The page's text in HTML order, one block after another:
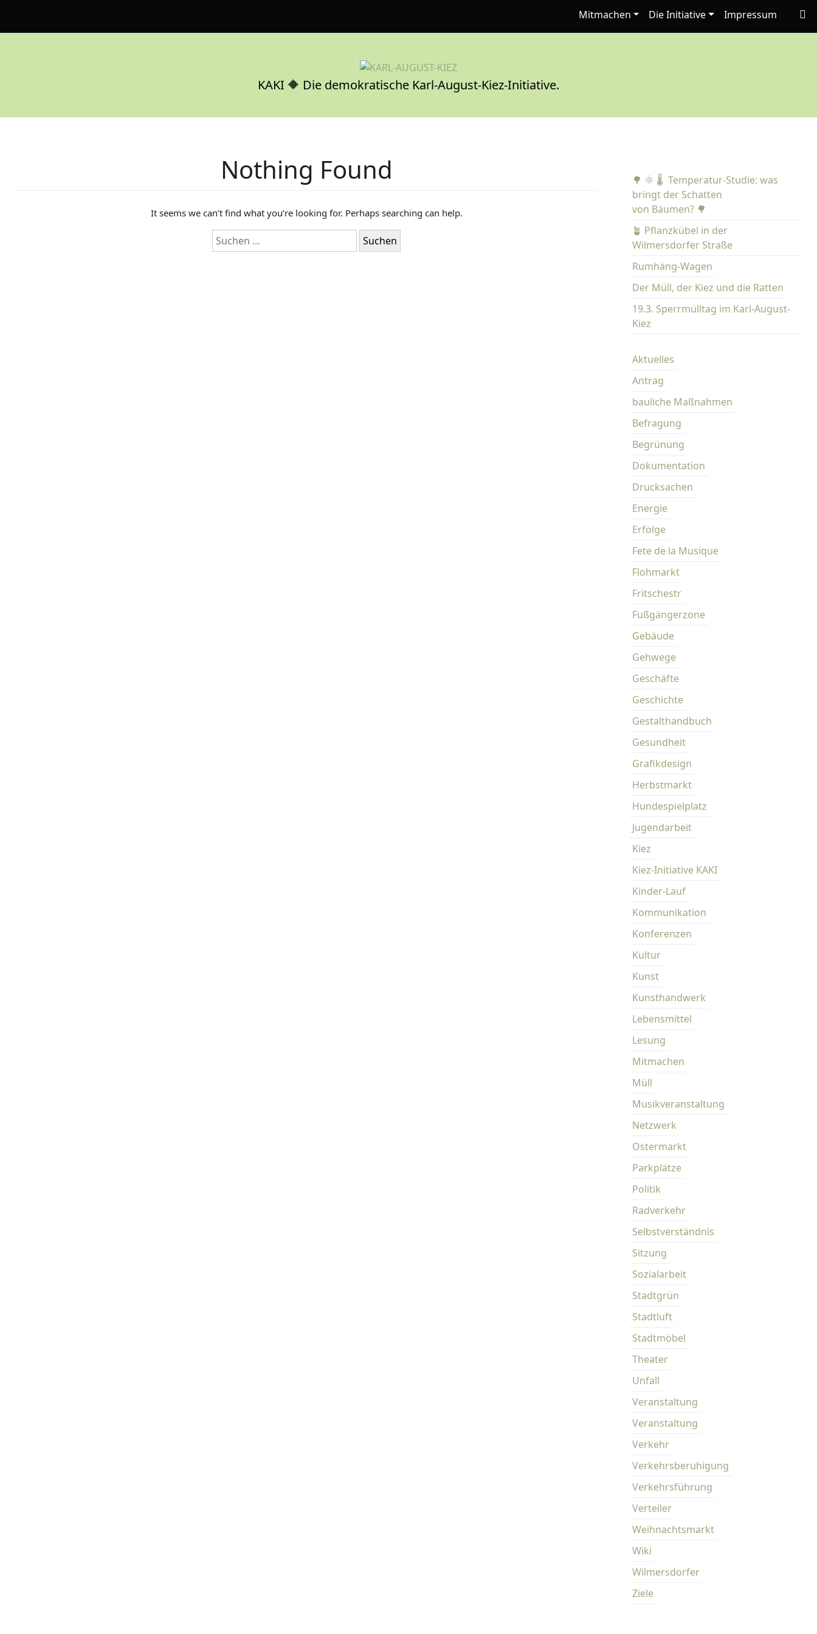
i
Mitmachen Die Initiative Impressum
KAKI 🔶 Die demokratische Karl-August-Kiez-Initiative.
Nothing Found
It seems we can’t find what you’re looking for. Perhaps searching can help.
S
u
🌳 🌞 🌡️ Temperatur-Studie: was
bringt der Schatten
von Bäumen? 🌳
🪴 Pflanzkübel in der
Wilmersdorfer Straße
Rumhäng-Wagen
Der Müll, der Kiez und die Ratten
19.3. Sperrmülltag im Karl-August-
Kiez
Aktuelles
Antrag
bauliche Maßnahmen
Befragung
Begrünung
Dokumentation
Drucksachen
Energie
Erfolge
Fete de la Musique
Flohmarkt
Fritschestr
Fußgängerzone
Gebäude
Gehwege
Geschäfte
Geschichte
Gestalthandbuch
Gesundheit
Grafikdesign
Herbstmarkt
Hundespielplatz
Jugendarbeit
Kiez
Kiez-Initiative KAKI
Kinder-Lauf
Kommunikation
Konferenzen
Kultur
Kunst
Kunsthandwerk
Lebensmittel
Lesung
Mitmachen
Müll
Musikveranstaltung
Netzwerk
Ostermarkt
Parkplätze
Politik
Radverkehr
Selbstverständnis
Sitzung
Sozialarbeit
Stadtgrün
Stadtluft
Stadtmöbel
Theater
Unfall
Veranstaltung
Veranstaltung
Verkehr
Verkehrsberuhigung
Verkehrsführung
Verteiler
Weihnachtsmarkt
Wiki
Wilmersdorfer
Ziele